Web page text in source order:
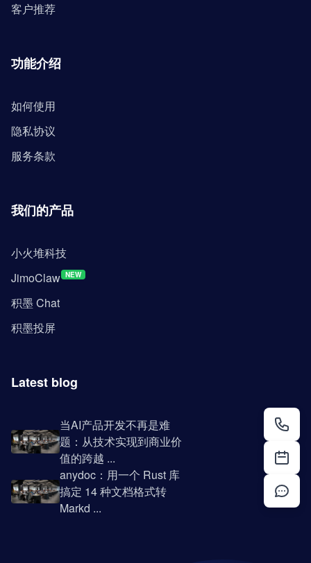
客户推荐
功能介绍
如何使用
隐私协议
服务条款
我们的产品
小火堆科技
JimoClaw NEW
积墨 Chat
积墨投屏
Latest blog
当AI产品开发不再是难
题：从技术实现到商业价
值的跨越 ...
anydoc：用一个 Rust 库
搞定 14 种文档格式转
Markd ...